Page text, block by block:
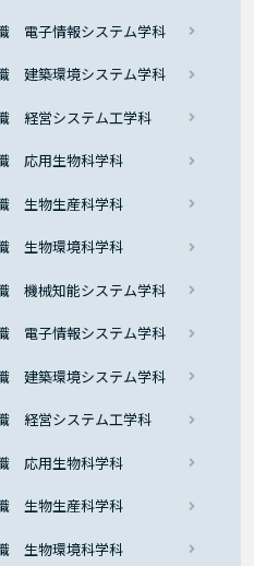
電子情報システム学科
建築環境システム学科
経営システム工学科
応用生物科学科
生物生産科学科
生物環境科学科
機械知能システム学科
電子情報システム学科
建築環境システム学科
経営システム工学科
応用生物科学科
生物生産科学科
生物環境科学科